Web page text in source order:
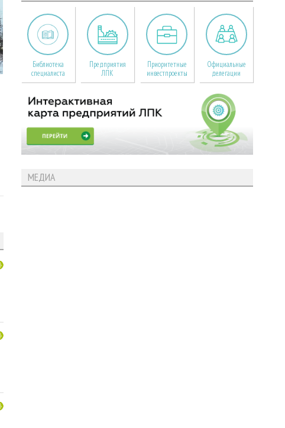
Библиотека
специалиста
Предприятия
ЛПК
Приоритетные
инвестпроекты
Официальные
делегации
МЕДИА